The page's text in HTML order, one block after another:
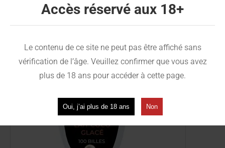
Accès réservé aux 18+
Le contenu de ce site ne peut pas être affiché sans
vérification de l’âge. Veuillez confirmer que vous avez
plus de 18 ans pour accéder à cette page.
Oui, j’ai plus de 18 ans Non